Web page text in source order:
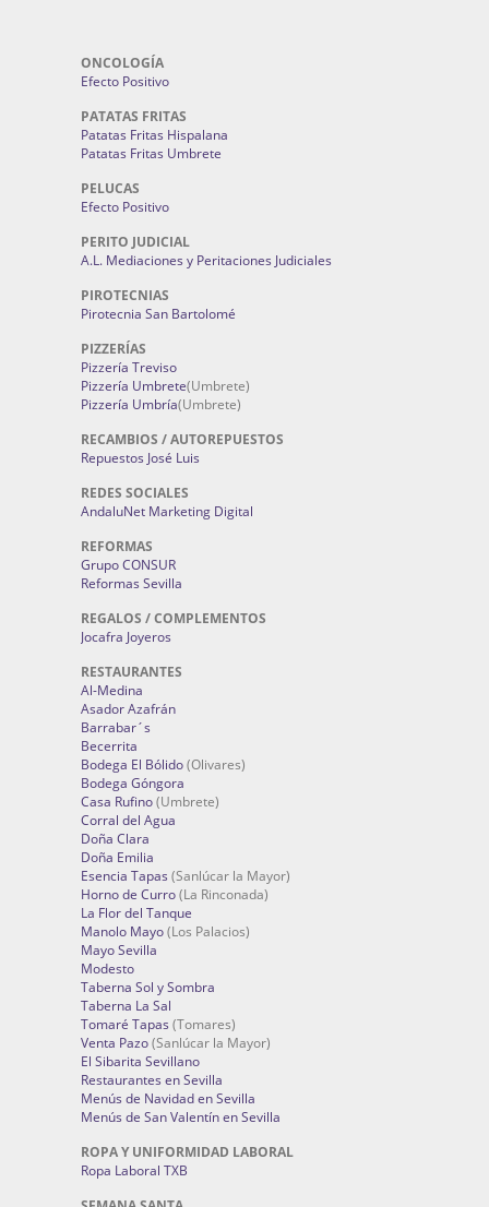
ONCOLOGÍA
Efecto Positivo
PATATAS FRITAS
Patatas Fritas Hispalana
Patatas Fritas Umbrete
PELUCAS
Efecto Positivo
PERITO JUDICIAL
A.L. Mediaciones y Peritaciones Judiciales
PIROTECNIAS
Pirotecnia San Bartolomé
PIZZERÍAS
Pizzería Treviso
Pizzería Umbrete(Umbrete)
Pizzería Umbría(Umbrete)
RECAMBIOS / AUTOREPUESTOS
Repuestos José Luis
REDES SOCIALES
AndaluNet Marketing Digital
REFORMAS
Grupo CONSUR
Reformas Sevilla
REGALOS / COMPLEMENTOS
Jocafra Joyeros
RESTAURANTES
Al-Medina
Asador Azafrán
Barrabar´s
Becerrita
Bodega El Bólido(Olivares)
Bodega Góngora
Casa Rufino(Umbrete)
Corral del Agua
Doña Clara
Doña Emilia
Esencia Tapas (Sanlúcar la Mayor)
Horno de Curro(La Rinconada)
La Flor del Tanque
Manolo Mayo(Los Palacios)
Mayo Sevilla
Modesto
Taberna Sol y Sombra
Taberna La Sal
Tomaré Tapas (Tomares)
Venta Pazo(Sanlúcar la Mayor)
El Sibarita Sevillano
Restaurantes en Sevilla
Menús de Navidad en Sevilla
Menús de San Valentín en Sevilla
ROPA Y UNIFORMIDAD LABORAL
Ropa Laboral TXB